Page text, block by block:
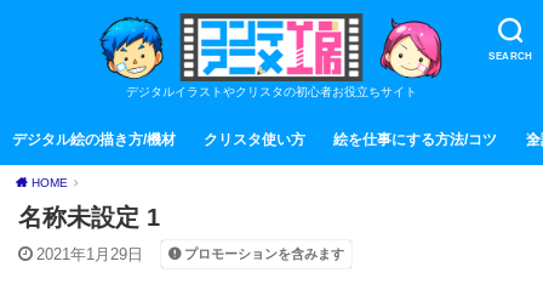
SEARCH
デジタルイラストやクリスタの初心者お役立ちサイト
デジタル絵の描き方/機材 クリスタ使い方 絵を仕事にする方法/コツ 全
HOME
名称未設定 1
2021年1月29日 プロモーションを含みます